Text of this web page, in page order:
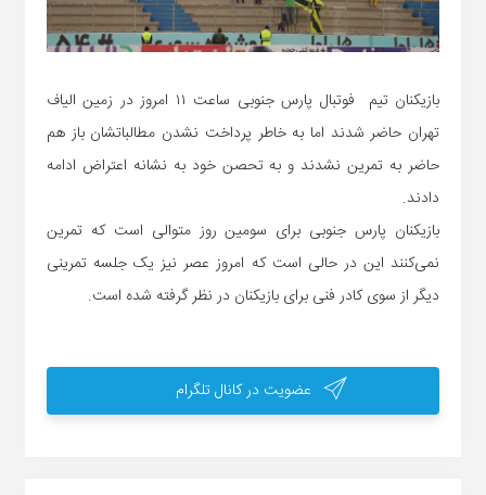
بازیکنان تیم فوتبال پارس جنوبی ساعت ۱۱ امروز در زمین الیاف
تهران حاضر شدند اما به خاطر پرداخت نشدن مطالباتشان باز هم
حاضر به تمرین نشدند و به تحصن خود به نشانه اعتراض ادامه
دادند.
بازیکنان پارس جنوبی برای سومین روز متوالی است که تمرین
نمی‌کنند این در حالی است که امروز عصر نیز یک جلسه تمرینی
دیگر از سوی کادر فنی برای بازیکنان در نظر گرفته شده است.
عضویت در کانال تلگرام